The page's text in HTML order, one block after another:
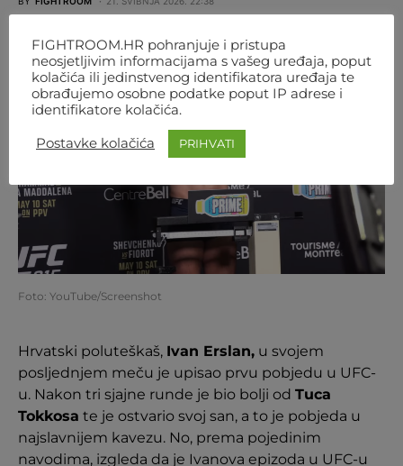
Foto: YouTube/Screenshot
Hrvatski poluteškaš, Ivan Erslan, u svojem
posljednjem meču je upisao prvu pobjedu u UFC-
u. Nakon tri sjajne runde je bio bolji od Tuca
Tokkosa te je ostvario svoj san, a to je pobjeda u
najslavnijem kavezu. No, prema pojedinim
navodima, izgleda da je Ivanova epizoda u UFC-u
FIGHTROOM.HR pohranjuje i pristupa
neosjetljivim informacijama s vašeg uređaja, poput
kolačića ili jedinstvenog identifikatora uređaja te
obrađujemo osobne podatke poput IP adrese i
identifikatore kolačića.
Postavke kolačića PRIHVATI